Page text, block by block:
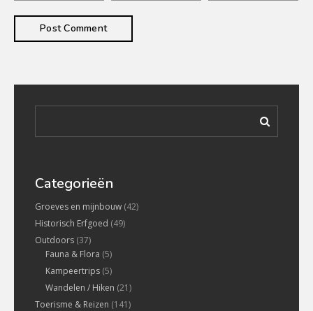
Categorieën
Groeves en mijnbouw (42)
Historisch Erfgoed (49)
Outdoors (37)
Fauna & Flora (5)
Kampeertrips (5)
Wandelen / Hiken (21)
Toerisme & Reizen (141)